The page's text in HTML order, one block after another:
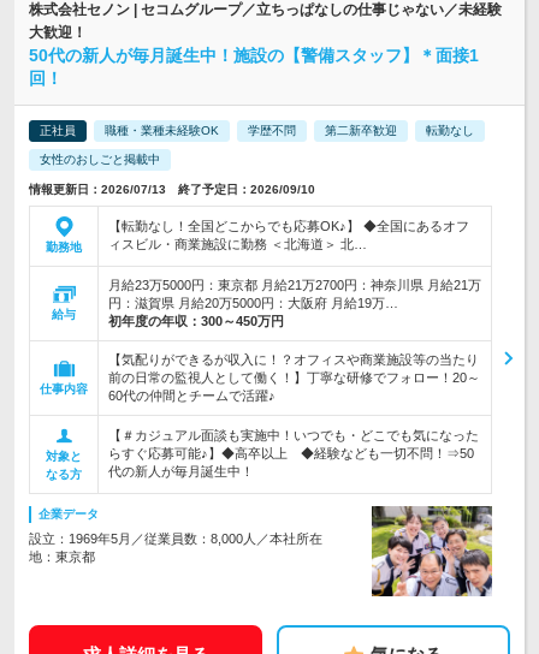
株式会社セノン | セコムグループ／立ちっぱなしの仕事じゃない／未経験
大歓迎！
50代の新人が毎月誕生中！施設の【警備スタッフ】＊面接1
回！
正社員 職種・業種未経験OK 学歴不問 第二新卒歓迎 転勤なし
女性のおしごと掲載中
情報更新日：2026/07/13 終了予定日：2026/09/10
勤務地
【転勤なし！全国どこからでも応募OK♪】 ◆全国にあるオフ
ィスビル・商業施設に勤務 ＜北海道＞ 北…
給与
月給23万5000円：東京都 月給21万2700円：神奈川県 月給21万
円：滋賀県 月給20万5000円：大阪府 月給19万…
初年度の年収： 300～450万円
仕事内容
【気配りができるが収入に！？オフィスや商業施設等の当たり
前の日常の監視人として働く！】丁寧な研修でフォロー！20～
60代の仲間とチームで活躍♪
対象と
なる方
【＃カジュアル面談も実施中！いつでも・どこでも気になった
らすぐ応募可能♪】◆高卒以上 ◆経験なども一切不問！⇒50
代の新人が毎月誕生中！
企業データ
設立：1969年5月／従業員数：8,000人／本社所在
地：東京都